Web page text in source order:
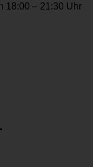
18:00 – 21:30 Uhr